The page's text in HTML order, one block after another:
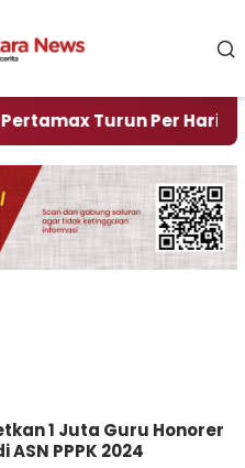
Turun Per Hari Ini,
1 Juta Guru Honorer
PPPK 2024